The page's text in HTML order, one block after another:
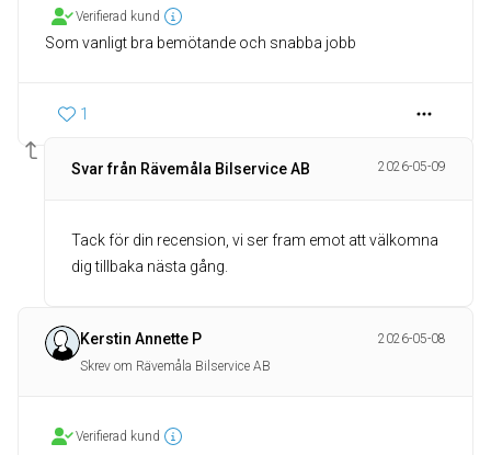
Verifierad kund
Som vanligt bra bemötande och snabba jobb
1
Svar från Rävemåla Bilservice AB 2026-05-09
Tack för din recension, vi ser fram emot att välkomna
dig tillbaka nästa gång.
Kerstin Annette P
2026-05-08
Skrev om Rävemåla Bilservice AB
Verifierad kund